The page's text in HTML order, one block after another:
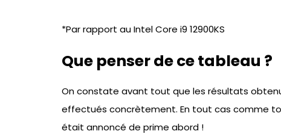
*Par rapport au Intel Core i9 12900KS
Que penser de ce tableau ?
On constate avant tout que les résultats
effectués concrètement. En tout cas comme
était annoncé de prime abord !